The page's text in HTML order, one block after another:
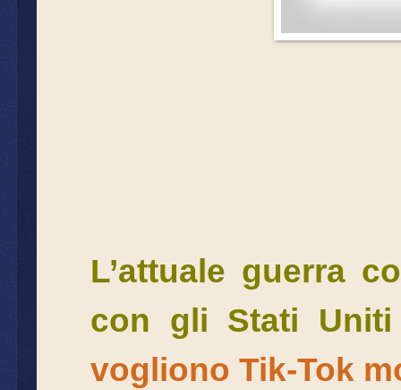
L’attuale guerra
con gli Stati
vogliono Tik-Tok